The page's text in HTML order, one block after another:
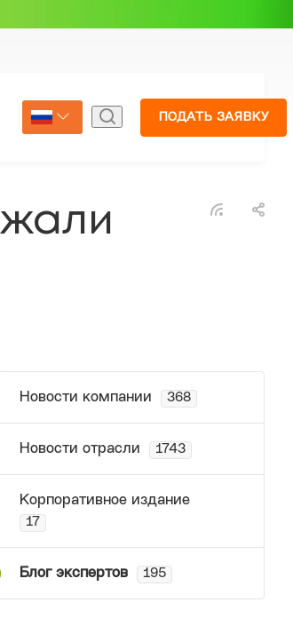
Страхование
Select Language
ПОДАТЬ ЗАЯВКУ
Новости компании 368
Новости отрасли 1743
Корпоративное издание
17
Блог экспертов 195